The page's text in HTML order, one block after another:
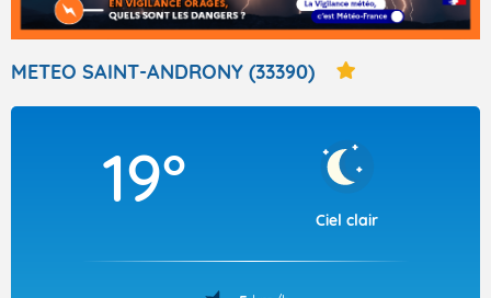
TOUS LES RÉSULTATS
Articles
METEO SAINT-ANDRONY (33390)
19°
Ciel clair